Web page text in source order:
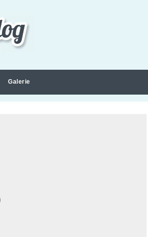
Galerie